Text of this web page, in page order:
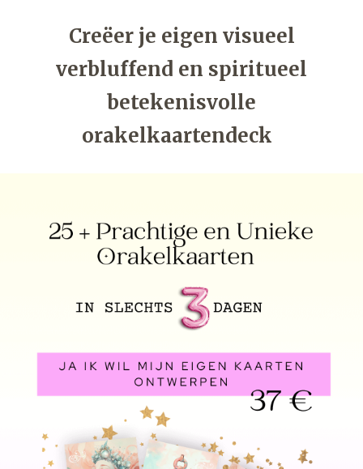
Creëer je eigen visueel
verbluffend en spiritueel
betekenisvolle
orakelkaartendeck